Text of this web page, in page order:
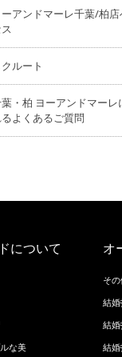
ーアンドマーレ千葉/柏店
クルート
・柏 ヨーアンドマーレ
よくあるご質問
について
な美
オ
その
結婚
結婚
結婚